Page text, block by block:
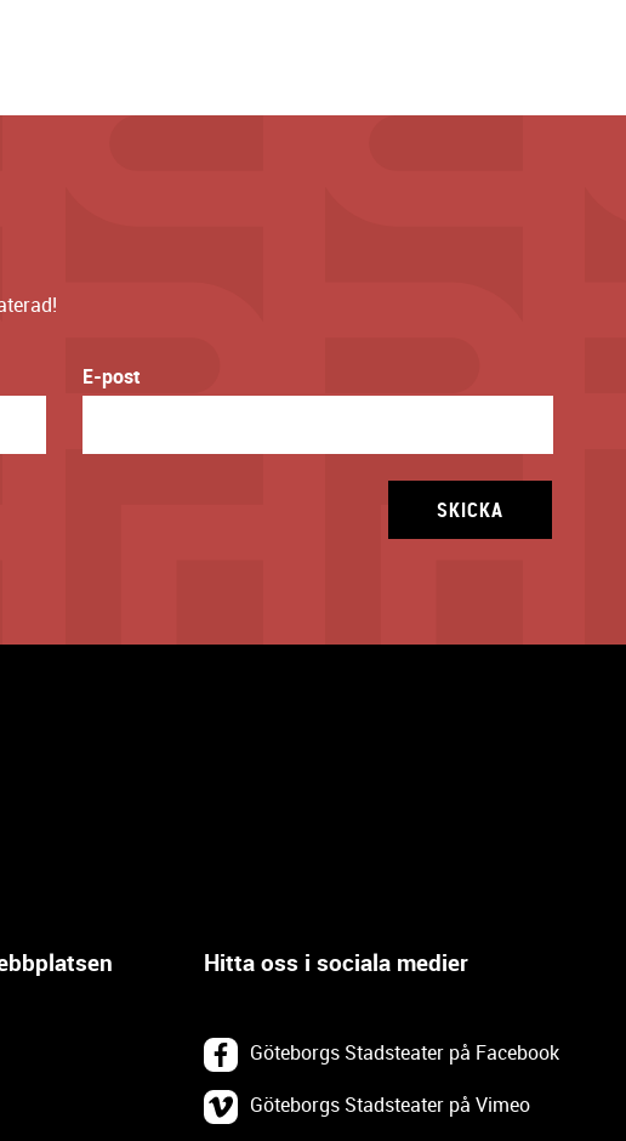
E-post
SKICKA
Hitta oss i sociala medier
Göteborgs Stadsteater på Facebook
Göteborgs Stadsteater på Vimeo